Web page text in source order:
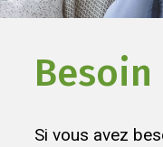
Si vous avez